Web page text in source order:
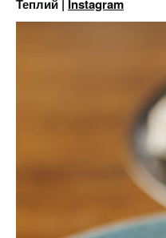
Теплий | Instagram